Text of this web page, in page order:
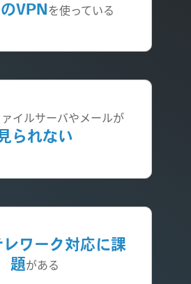
VPNを使っている
イルサーバやメールが
見られない
レワーク対応に課
題がある